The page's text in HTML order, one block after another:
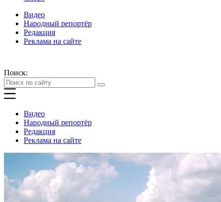
Видео
Народный репортёр
Редакция
Реклама на сайте
Поиск:
Видео
Народный репортёр
Редакция
Реклама на сайте